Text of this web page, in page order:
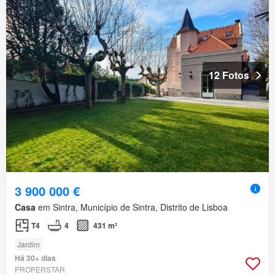
12 Fotos
3 900 000 €
Casa em Sintra, Município de Sintra, Distrito de Lisboa
T4 4 431 m²
Jardim
Há 30+ dias
PROPERSTAR